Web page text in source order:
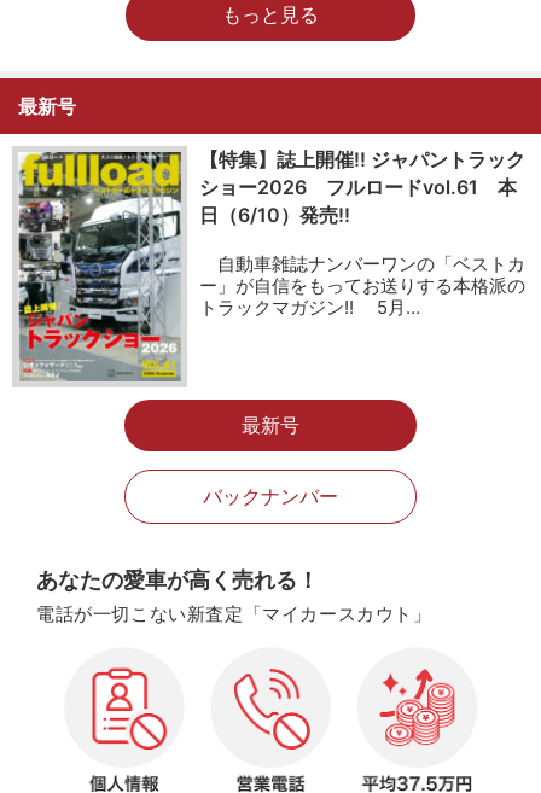
もっと見る
最新号
【特集】誌上開催!! ジャパントラック
ショー2026 フルロードvol.61 本
日（6/10）発売!!
自動車雑誌ナンバーワンの「ベストカ
ー」が自信をもってお送りする本格派の
トラックマガジン!! 5月…
最新号
バックナンバー
あなたの愛車が高く売れる！
電話が一切こない新査定「マイカースカウト」